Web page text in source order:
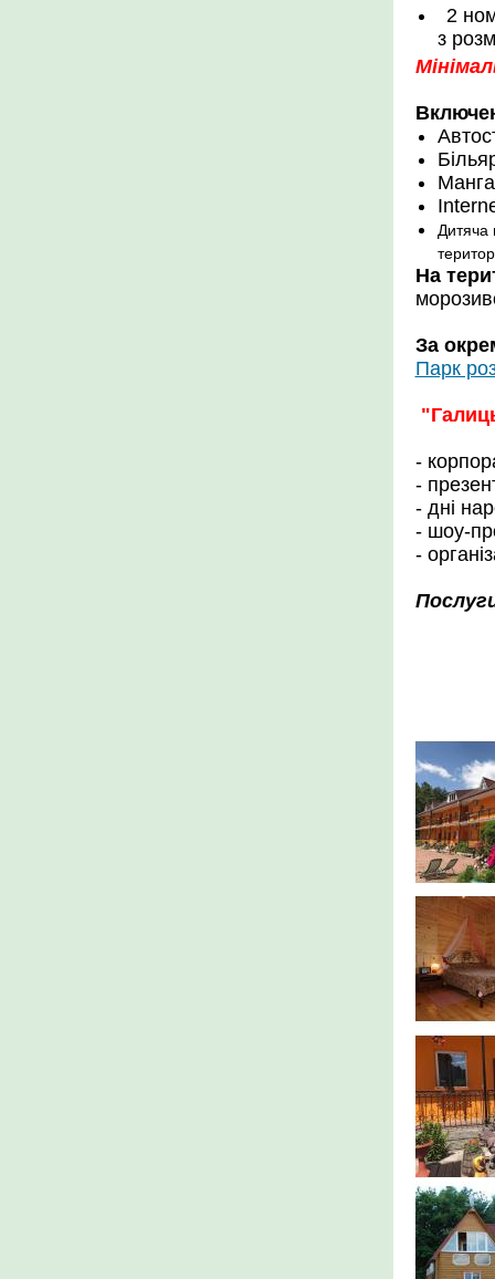
2
з
Дитяча
На
За
Парк
-
-
- дні
- шоу-
-